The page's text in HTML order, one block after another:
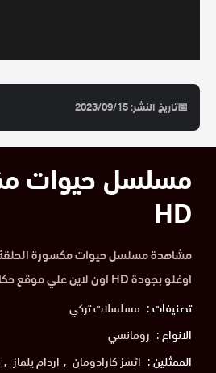
📅تاريخ النشر: 2023/09/15
HD
اوغلو بجودة HD اون لاين علي موقع حكاية عشق
تصنيفات : مسلسلات تركي
الانواع : رومانسي
الممثلين : اتسز كارادومان اردام يلماز